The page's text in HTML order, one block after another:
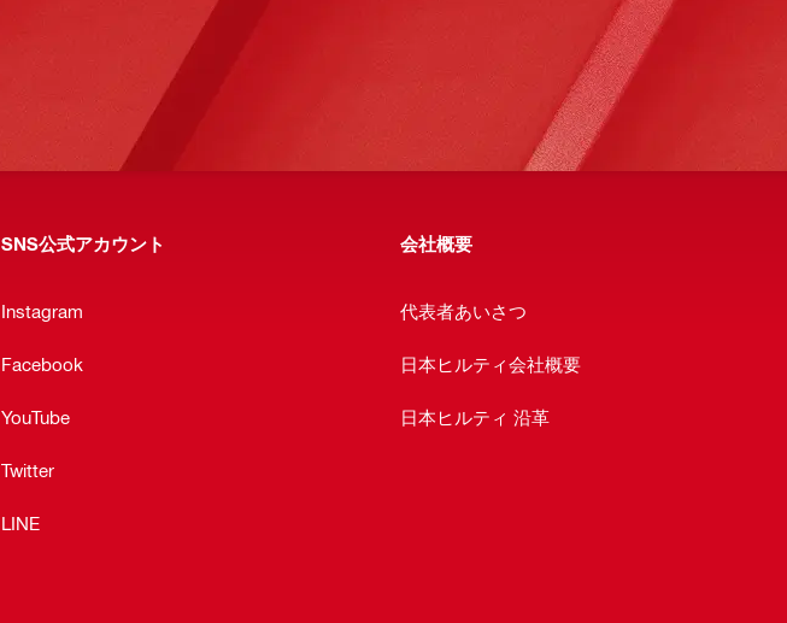
SNS公式アカウント
Instagram
Facebook
YouTube
Twitter
LINE
会社概要
代表者あいさつ
日本ヒルティ会社概要
日本ヒルティ 沿革